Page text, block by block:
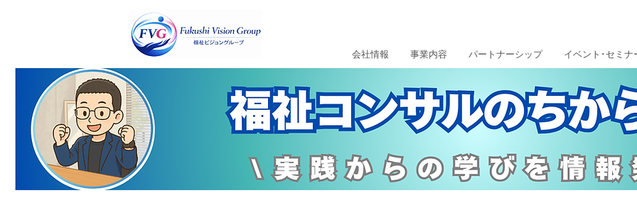
会社情報 事業内容 パートナーシップ イベント･セミナ